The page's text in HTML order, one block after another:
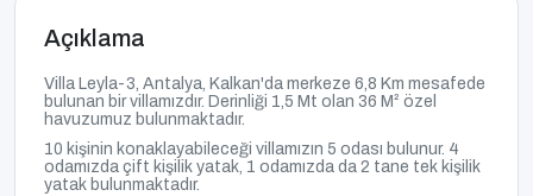
Açıklama
Villa Leyla-3, Antalya, Kalkan'da merkeze 6,8 Km mesafede
bulunan bir villamızdır. Derinliği 1,5 Mt olan 36 M² özel
havuzumuz bulunmaktadır.
10 kişinin konaklayabileceği villamızın 5 odası bulunur. 4
odamızda çift kişilik yatak, 1 odamızda da 2 tane tek kişilik
yatak bulunmaktadır.